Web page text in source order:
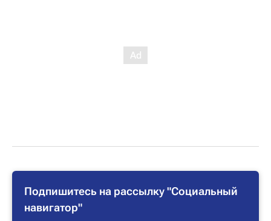
Подпишитесь на рассылку "Социальный
навигатор"